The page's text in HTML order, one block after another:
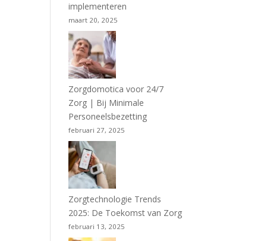
implementeren
maart 20, 2025
Zorgdomotica voor 24/7
Zorg | Bij Minimale
Personeelsbezetting
februari 27, 2025
Zorgtechnologie Trends
2025: De Toekomst van Zorg
februari 13, 2025